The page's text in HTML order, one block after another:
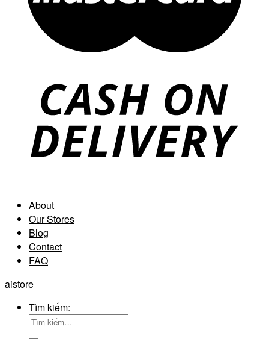
About
Our Stores
Blog
Contact
FAQ
aistore
Tìm kiếm: